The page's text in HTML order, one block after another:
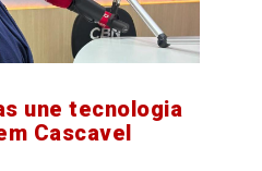
une tecnologia
Cascavel